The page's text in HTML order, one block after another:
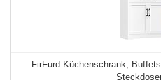
FirFurd Küchenschrank,